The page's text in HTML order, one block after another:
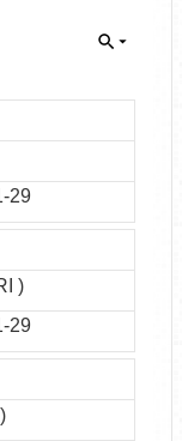
29
)
29